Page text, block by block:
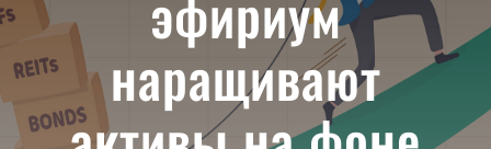
ИНВЕСТИЦИИ В ETF
ТЕМАТИЧЕСКИЕ ETF
наращивают